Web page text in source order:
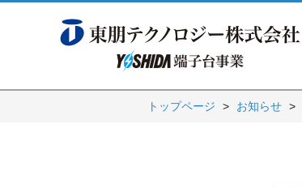
トップページ お知らせ